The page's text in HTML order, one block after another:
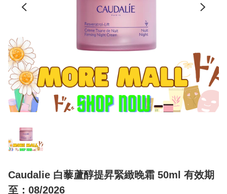
Caudalie 白藜蘆醇提昇緊緻晚霜 50ml 有效期
至：08/2026